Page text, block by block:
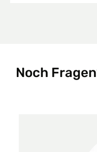
Noch